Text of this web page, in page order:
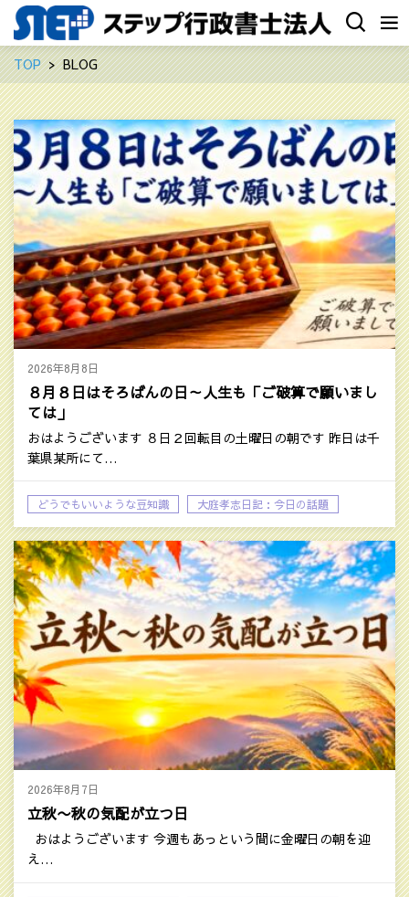
TOP BLOG
2026年8月8日
８月８日はそろばんの日～人生も「ご破算で願いまし
ては」
おはようございます ８日２回転目の土曜日の朝です 昨日は千
葉県某所にて…
どうでもいいような豆知識
大庭孝志日記：今日の話題
自己啓発系の話題
2026年8月7日
立秋〜秋の気配が立つ日
おはようございます 今週もあっという間に金曜日の朝を迎
え…